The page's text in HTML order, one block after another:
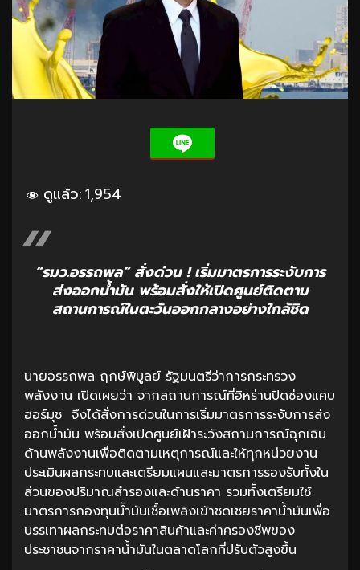
ดูแล้ว:1,954
“รมว.อรรถพล” สั่งด่วน ! เริ่มมาตรการระงับการ
ส่งออกน้ำมัน พร้อมสั่งให้เปิดศูนย์ติดตาม
สถานการณ์ในตะวันออกกลางอย่างใกล้ชิด
นายอรรถพล ฤกษ์พิบูลย์ รัฐมนตรีว่าการกระทรวง
พลังงาน เปิดเผยว่า จากสถานการณ์ที่อิหร่านปิดช่องแคบ
ฮอร์มุช จึงได้สั่งการด่วนในการเริ่มมาตรการระงับการส่ง
ออกน้ำมัน พร้อมสั่งเปิดศูนย์เฝ้าระวังสถานการณ์ฉุกเฉิน
ด้านพลังงานเพื่อติดตามเหตุการณ์และให้ทุกหน่วยงาน
ประเมินผลกระทบและเตรียมแผนและมาตรการรองรับทั้งใน
ส่วนของปริมาณสำรองและด้านราคา รวมทั้งเตรียมใช้
มาตรการกองทุนน้ำมันเชื้อเพลิงเข้าชดเชยราคาน้ำมันเพื่อ
บรรเทาผลกระทบต่อราคาสินค้าและค่าครองชีพของ
ประชาชนจากราคาน้ำมันในตลาดโลกที่ปรับตัวสูงขึ้น